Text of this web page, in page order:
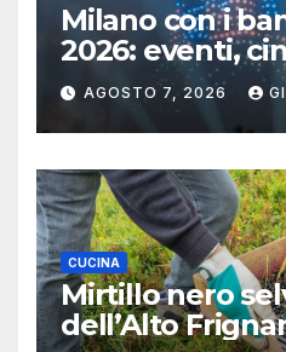
Milano con i
2026: eventi,
per famiglie
AGOSTO 7, 2026
CUCINA
Mirtillo nero
dell’Alto